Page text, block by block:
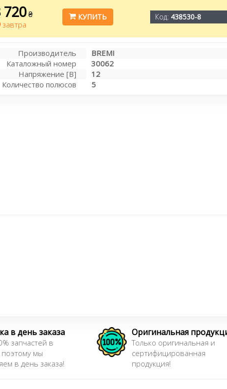
720 ₴
завтра
КУПИТЬ Код: 438530-8
Производитель
BREMI
Каталожный номер
30062
Напряжение [В]
12
Количество полюсов
5
в день заказа
запчастей в
мы
в день заказа!
Оригинальная
Только оригинальная и
сертифицированная
продукция!